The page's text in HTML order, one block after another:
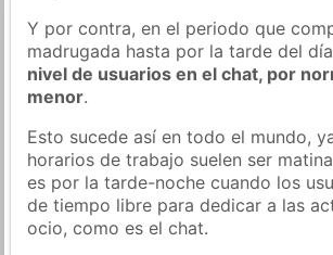
Y por contra, en el periodo que
madrugada hasta por la tarde del
nivel de usuarios en el chat, por
menor.
Esto sucede así en todo el mundo,
horarios de trabajo suelen ser
es por la tarde-noche cuando los
de tiempo libre para dedicar a las
ocio, como es el chat.